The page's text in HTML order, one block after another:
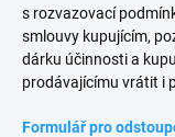
s rozvazovací
smlouvy kupujícím,
dárku účinnosti a
prodávajícímu vrátit i
Formulář pro